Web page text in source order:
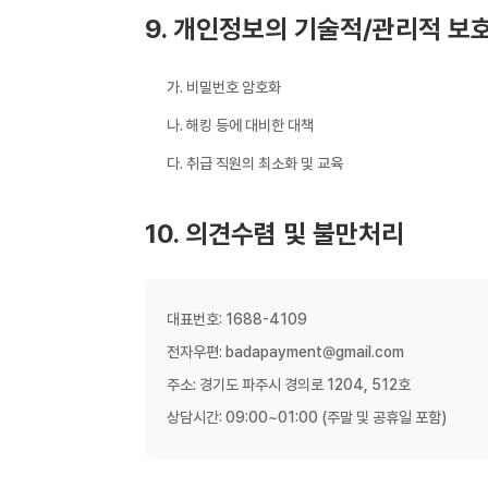
9. 개인정보의 기술적/관리적 보
가. 비밀번호 암호화
나. 해킹 등에 대비한 대책
다. 취급 직원의 최소화 및 교육
10. 의견수렴 및 불만처리
대표번호: 1688-4109
전자우편: badapayment@gmail.com
주소: 경기도 파주시 경의로 1204, 512호
상담시간: 09:00~01:00 (주말 및 공휴일 포함)